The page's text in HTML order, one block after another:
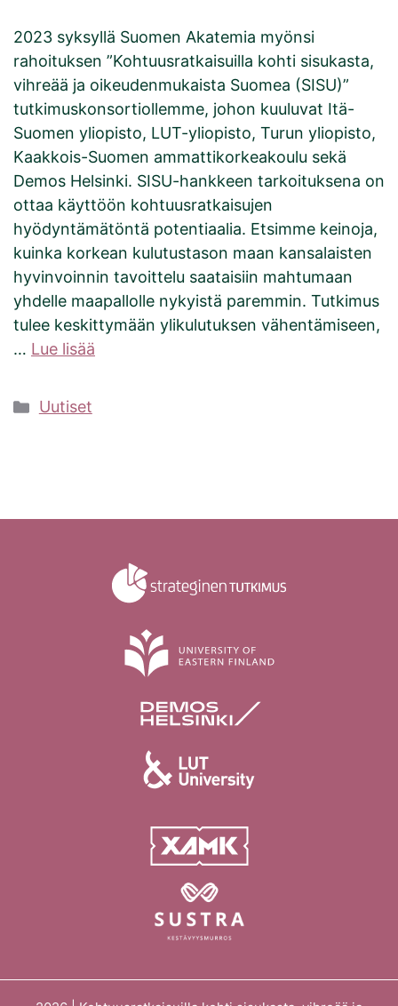
2023 syksyllä Suomen Akatemia myönsi
rahoituksen ”Kohtuusratkaisuilla kohti sisukasta,
vihreää ja oikeudenmukaista Suomea (SISU)”
tutkimuskonsortiollemme, johon kuuluvat Itä-
Suomen yliopisto, LUT-yliopisto, Turun yliopisto,
Kaakkois-Suomen ammattikorkeakoulu sekä
Demos Helsinki. SISU-hankkeen tarkoituksena on
ottaa käyttöön kohtuusratkaisujen
hyödyntämätöntä potentiaalia. Etsimme keinoja,
kuinka korkean kulutustason maan kansalaisten
hyvinvoinnin tavoittelu saataisiin mahtumaan
yhdelle maapallolle nykyistä paremmin. Tutkimus
tulee keskittymään ylikulutuksen vähentämiseen,
… Lue lisää
Kategoriat
Uutiset